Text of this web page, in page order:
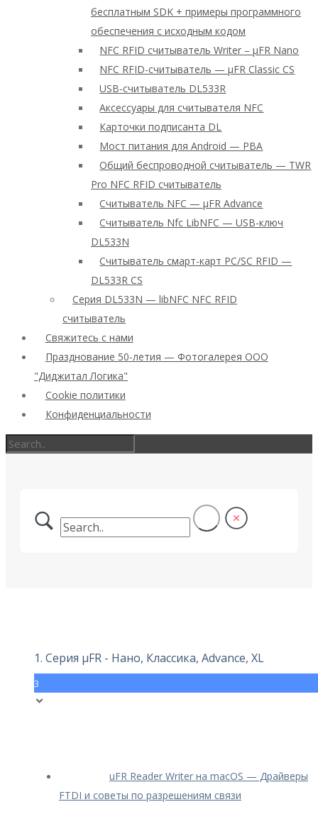
бесплатным SDK + примеры программного
обеспечения с исходным кодом
NFC RFID считыватель Writer – μFR Nano
NFC RFID-считыватель — μFR Classic CS
USB-считыватель DL533R
Аксессуары для считывателя NFC
Карточки подписанта DL
Мост питания для Android — PBA
Общий беспроводной считыватель — TWR
Pro NFC RFID считыватель
Считыватель NFC — μFR Advance
Считыватель Nfc LibNFC — USB-ключ
DL533N
Считыватель смарт-карт PC/SC RFID —
DL533R CS
Серия DL533N — libNFC NFC RFID
считыватель
Свяжитесь с нами
Празднование 50-летия — Фотогалерея ООО
"Диджитал Логика"
Cookie политики
Конфиденциальности
1. Серия μFR - Нано, Классика, Advance, XL
3
uFR Reader Writer на macOS — Драйверы
FTDI и советы по разрешениям связи